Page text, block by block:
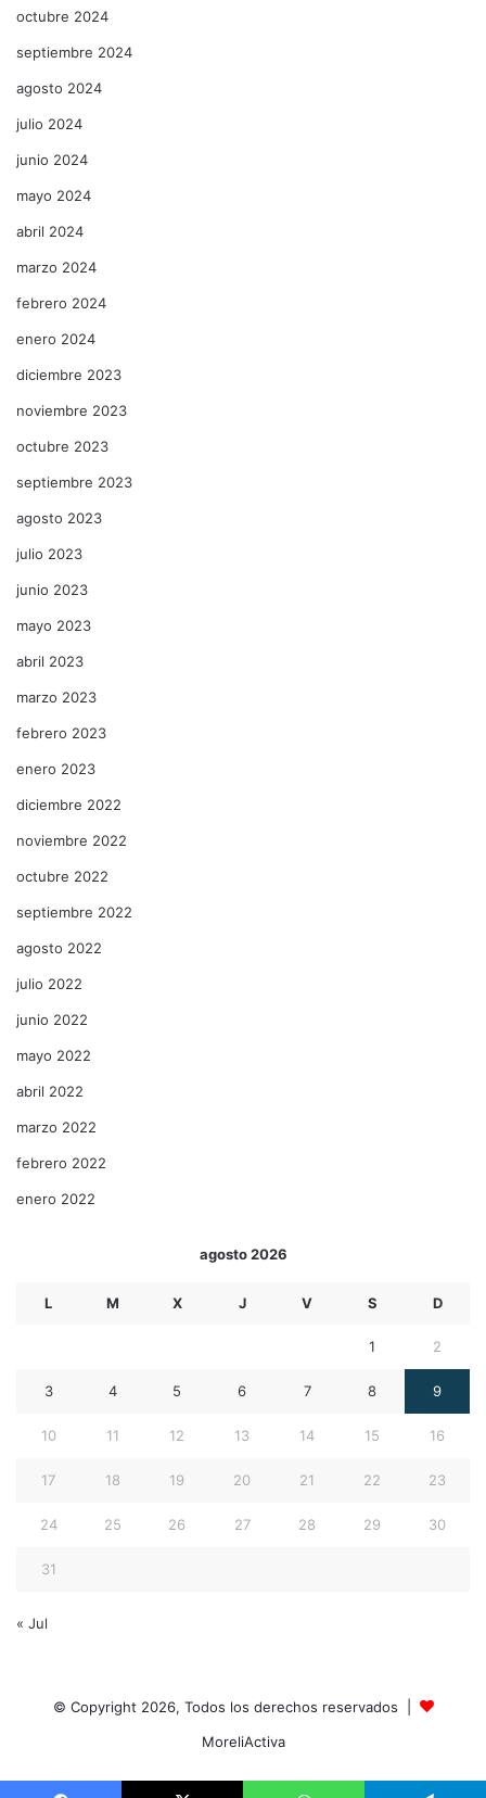
octubre 2024
septiembre 2024
agosto 2024
julio 2024
junio 2024
mayo 2024
abril 2024
marzo 2024
febrero 2024
enero 2024
diciembre 2023
noviembre 2023
octubre 2023
septiembre 2023
agosto 2023
julio 2023
junio 2023
mayo 2023
abril 2023
marzo 2023
febrero 2023
enero 2023
diciembre 2022
noviembre 2022
octubre 2022
septiembre 2022
agosto 2022
julio 2022
junio 2022
mayo 2022
abril 2022
marzo 2022
febrero 2022
enero 2022
agosto 2026
L M X J V S D
1 2
3 4 5 6 7 8 9
10 11 12 13 14 15 16
17 18 19 20 21 22 23
24 25 26 27 28 29 30
31
« Jul
© Copyright 2026, Todos los derechos reservados |
MoreliActiva